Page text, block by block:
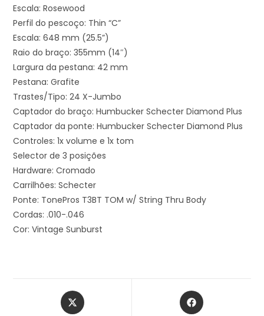
Escala: Rosewood
Perfil do pescoço: Thin “C”
Escala: 648 mm (25.5”)
Raio do braço: 355mm (14″)
Largura da pestana: 42 mm
Pestana: Grafite
Trastes/Tipo: 24 X-Jumbo
Captador do braço: Humbucker Schecter Diamond Plus
Captador da ponte: Humbucker Schecter Diamond Plus
Controles: 1x volume e 1x tom
Selector de 3 posições
Hardware: Cromado
Carrilhões: Schecter
Ponte: TonePros T3BT TOM w/ String Thru Body
Cordas: .010-.046
Cor: Vintage Sunburst